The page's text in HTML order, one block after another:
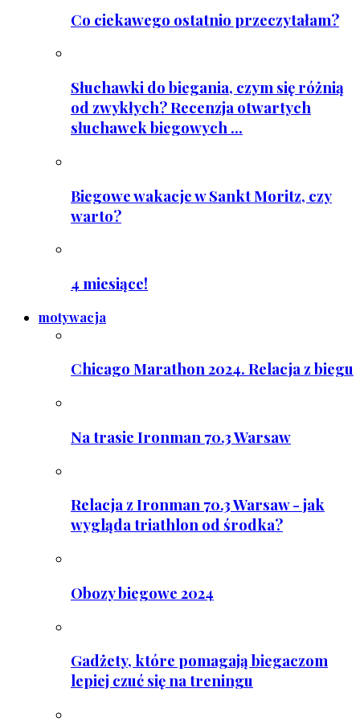
Co ciekawego ostatnio przeczytałam?
Słuchawki do biegania, czym się różnią
od zwykłych? Recenzja otwartych
słuchawek biegowych ...
Biegowe wakacje w Sankt Moritz, czy
warto?
4 miesiące!
motywacja
Chicago Marathon 2024. Relacja z biegu
Na trasie Ironman 70.3 Warsaw
Relacja z Ironman 70.3 Warsaw - jak
wygląda triathlon od środka?
Obozy biegowe 2024
Gadżety, które pomagają biegaczom
lepiej czuć się na treningu